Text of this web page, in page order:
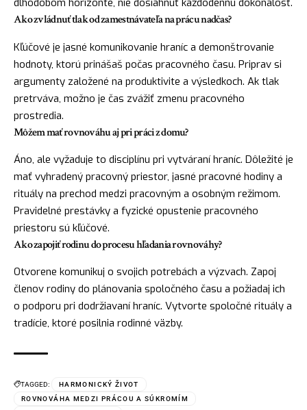
dlhodobom horizonte, nie dosiahnuť každodennú dokonalosť.
Ako zvládnuť tlak od zamestnávateľa na prácu nadčas?
Kľúčové je jasné komunikovanie hraníc a demonštrovanie
hodnoty, ktorú prinášaš počas pracovného času. Priprav si
argumenty založené na produktivite a výsledkoch. Ak tlak
pretrváva, možno je čas zvážiť zmenu pracovného
prostredia.
Môžem mať rovnováhu aj pri práci z domu?
Áno, ale vyžaduje to disciplínu pri vytváraní hraníc. Dôležité je
mať vyhradený pracovný priestor, jasné pracovné hodiny a
rituály na prechod medzi pracovným a osobným režimom.
Pravidelné prestávky a fyzické opustenie pracovného
priestoru sú kľúčové.
Ako zapojiť rodinu do procesu hľadania rovnováhy?
Otvorene komunikuj o svojich potrebách a výzvach. Zapoj
členov rodiny do plánovania spoločného času a požiadaj ich
o podporu pri dodržiavaní hraníc. Vytvorte spoločné rituály a
tradície, ktoré posilnia rodinné väzby.
TAGGED:
HARMONICKÝ ŽIVOT
ROVNOVÁHA MEDZI PRÁCOU A SÚKROMÍM